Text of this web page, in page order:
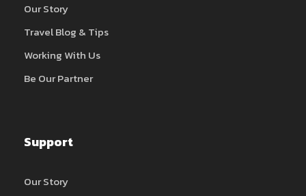
Our Story
Travel Blog & Tips
Working With Us
Be Our Partner
Support
Our Story